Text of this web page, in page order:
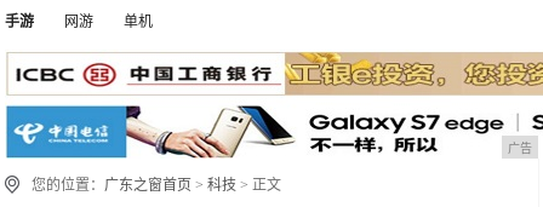
手游
网游 单机
广告
您的位置： 广东之窗首页 >科技 > 正文